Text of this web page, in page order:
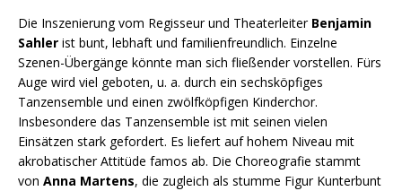
Die Inszenierung vom Regisseur und Theaterleiter Benjamin
Sahler ist bunt, lebhaft und familienfreundlich. Einzelne
Szenen-Übergänge könnte man sich fließender vorstellen. Fürs
Auge wird viel geboten, u. a. durch ein sechsköpfiges
Tanzensemble und einen zwölfköpfigen Kinderchor.
Insbesondere das Tanzensemble ist mit seinen vielen
Einsätzen stark gefordert. Es liefert auf hohem Niveau mit
akrobatischer Attitüde famos ab. Die Choreografie stammt
von Anna Martens, die zugleich als stumme Figur Kunterbunt